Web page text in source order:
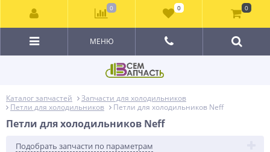
МЕНЮ
Каталог запчастей
Запчасти для холодильников
Петли для холодильников
Петли для холодильников Neff
Петли для холодильников Neff
Подобрать запчасти по параметрам
0 0 0